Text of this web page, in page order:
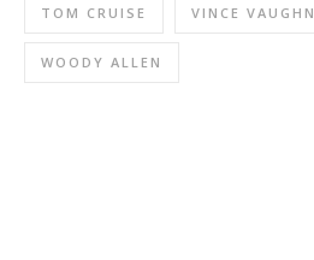
TOM CRUISE VINCE VAUGHN
WOODY ALLEN